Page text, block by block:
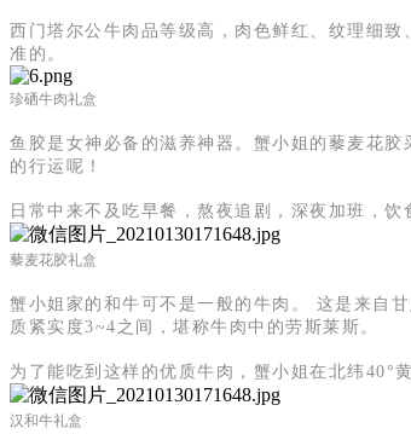
西门塔尔公牛肉品等级高，肉色鲜红、纹理细
准的。
珍硒牛肉礼盒
鱼胶是女神必备的滋养神器。蟹小姐的藜麦花
的行运呢！
日常中来不及吃早餐，熬夜追剧，深夜加班，
藜麦花胶礼盒
蟹小姐家的和牛可不是一般的牛肉。 这是来自
质紧实度3~4之间，堪称牛肉中的劳斯莱斯。
为了能吃到这样的优质牛肉，蟹小姐在北纬40°
汉和牛礼盒